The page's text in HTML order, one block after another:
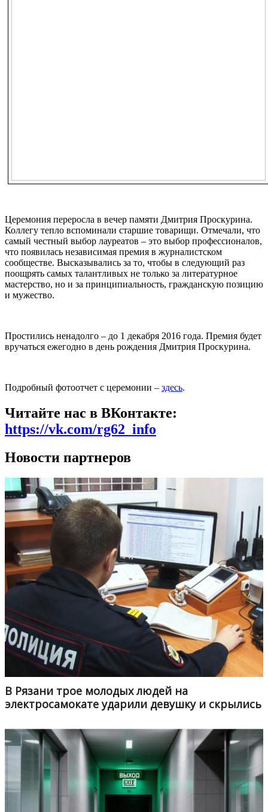
Церемония переросла в вечер памяти Дмитрия Проскурина.
Коллегу тепло вспоминали старшие товарищи. Отмечали, что
самый честный выбор лауреатов – это выбор профессионалов,
что появилась независимая премия в журналистском
сообществе. Высказывались за то, чтобы в следующий раз
поощрять самых талантливых не только за литературное
мастерство, но и за принципиальность, гражданскую позицию
и мужество.
Простились ненадолго – до 1 декабря 2016 года. Премия будет
вручаться ежегодно в день рождения Дмитрия Проскурина.
Подробный фотоотчет с церемонии – здесь.
Читайте нас в ВКонтакте:
https://vk.com/rg62_info
Новости партнеров
В Рязани трое молодых людей на
электросамокате ударили девушку и скрылись